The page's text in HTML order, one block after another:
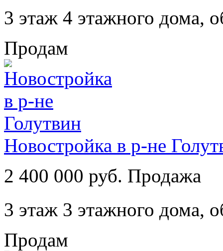
3 этаж 4 этажного дома,
Продам
Новостройка в р-не
2 400 000 руб. Продажа
3 этаж 3 этажного дома,
Продам